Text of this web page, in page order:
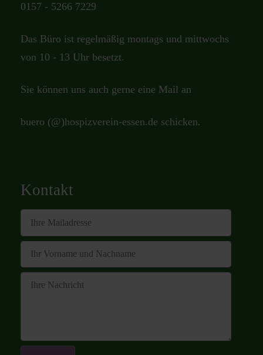
0157 - 5266 7229
Das Büro ist regelmäßig montags und mittwochs
von 10 - 13 Uhr besetzt.
Sie können uns auch gerne eine Mail an
buero (@)hospizverein-essen.de schicken.
Kontakt